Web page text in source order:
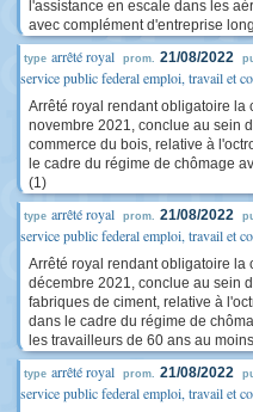
l'assistance en escale dans les
avec complément d'entreprise
type arrêté royal prom. 21/08/2022
service public federal emploi, travail et
Arrêté royal rendant obligatoire la
novembre 2021, conclue au sein
commerce du bois, relative à
le cadre du régime de chômage
(1)
type arrêté royal prom. 21/08/2022
service public federal emploi, travail et
Arrêté royal rendant obligatoire la
décembre 2021, conclue au sein
fabriques de ciment, relative à
dans le cadre du régime de
les travailleurs de 60 ans au
type arrêté royal prom. 21/08/2022
service public federal emploi, travail et